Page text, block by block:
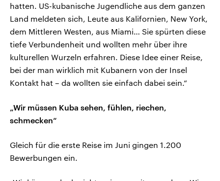
hatten. US-kubanische Jugendliche aus dem ganzen
Land meldeten sich, Leute aus Kalifornien, New York,
dem Mittleren Westen, aus Miami… Sie spürten diese
tiefe Verbundenheit und wollten mehr über ihre
kulturellen Wurzeln erfahren. Diese Idee einer Reise,
bei der man wirklich mit Kubanern von der Insel
Kontakt hat – da wollten sie einfach dabei sein.“
„Wir müssen Kuba sehen, fühlen, riechen,
schmecken“
Gleich für die erste Reise im Juni gingen 1.200
Bewerbungen ein.